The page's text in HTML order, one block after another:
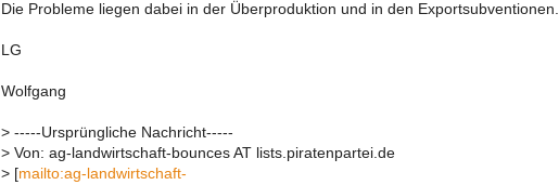
Die Probleme liegen dabei in der Überproduktion und in den Exportsubventionen.
LG
Wolfgang
> -----Ursprüngliche Nachricht-----
> Von: ag-landwirtschaft-bounces AT lists.piratenpartei.de
> [mailto:ag-landwirtschaft-